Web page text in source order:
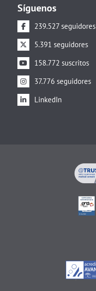
Síguenos
239.527 seguidores
5.391 seguidores
158.772 suscritos
37.776 seguidores
LinkedIn